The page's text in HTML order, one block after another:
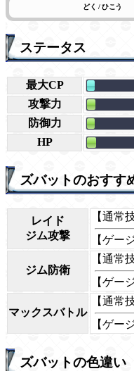
どく / ひこう
ステータス
最大CP
攻撃力
防御力
HP
ズバットのおすす
レイド
ジム攻撃
【通常
【ゲー
ジム防衛
【通常
【ゲー
マックスバトル
【通常
【ゲー
ズバットの色違い